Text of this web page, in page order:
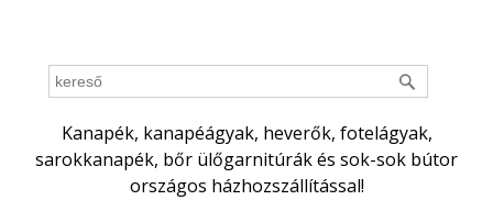
Kanapék, kanapéágyak, heverők, fotelágyak,
sarokkanapék, bőr ülőgarnitúrák és sok-sok bútor
országos házhozszállítással!